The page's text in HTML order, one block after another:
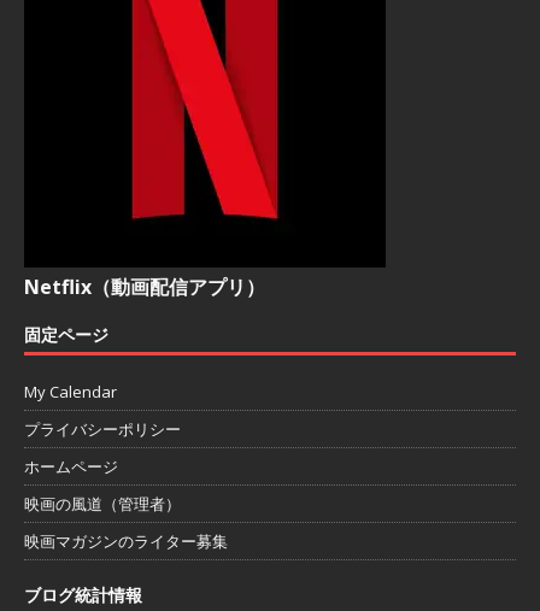
Netflix（動画配信アプリ）
固定ページ
My Calendar
プライバシーポリシー
ホームページ
映画の風道（管理者）
映画マガジンのライター募集
ブログ統計情報